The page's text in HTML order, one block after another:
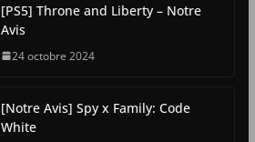
[PS5] Throne and Liberty – Notre
Avis
24 octobre 2024
[Notre Avis] Spy x Family: Code
White